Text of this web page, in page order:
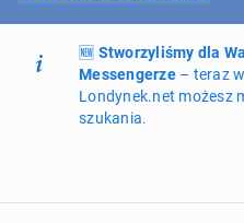
Dodaj ogłoszenie
Oferta i
🆕 Stworzyliśmy dla
Messengerze– teraz
Londynek.net możesz
szukania.